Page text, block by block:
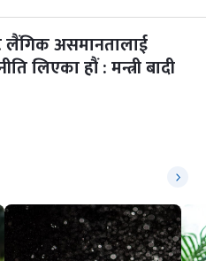
लैंगिक असमानतालाई
लिएका हौं : मन्त्री बादी